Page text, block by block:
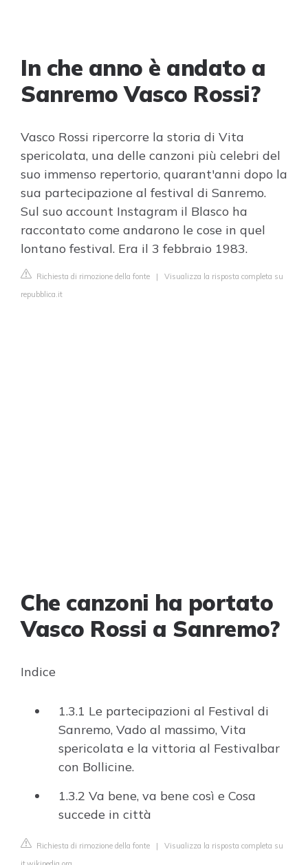
In che anno è andato a
Sanremo Vasco Rossi?
Vasco Rossi ripercorre la storia di Vita
spericolata, una delle canzoni più celebri del
suo immenso repertorio, quarant'anni dopo la
sua partecipazione al festival di Sanremo.
Sul suo account Instagram il Blasco ha
raccontato come andarono le cose in quel
lontano festival. Era il 3 febbraio 1983.
Richiesta di rimozione della fonte | Visualizza la risposta completa su
repubblica.it
Che canzoni ha portato
Vasco Rossi a Sanremo?
Indice
1.3.1 Le partecipazioni al Festival di
Sanremo, Vado al massimo, Vita
spericolata e la vittoria al Festivalbar
con Bollicine.
1.3.2 Va bene, va bene così e Cosa
succede in città
Richiesta di rimozione della fonte | Visualizza la risposta completa su